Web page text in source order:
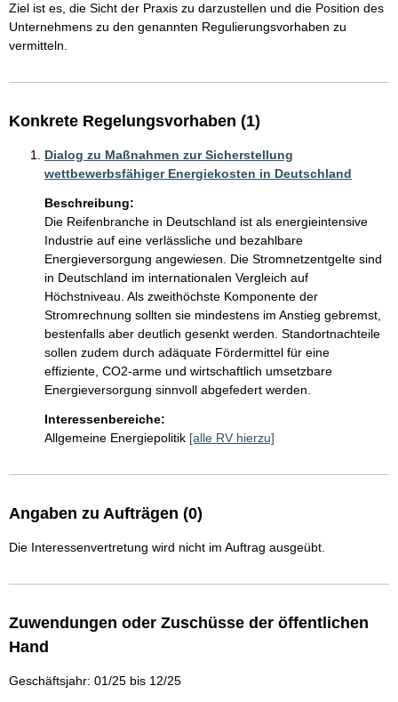
Ziel ist es, die Sicht der Praxis zu darzustellen und die Position des
Unternehmens zu den genannten Regulierungsvorhaben zu
vermitteln.
Konkrete Regelungsvorhaben (1)
Dialog zu Maßnahmen zur Sicherstellung
wettbewerbsfähiger Energiekosten in Deutschland
Beschreibung:
Die Reifenbranche in Deutschland ist als energieintensive
Industrie auf eine verlässliche und bezahlbare
Energieversorgung angewiesen. Die Stromnetzentgelte sind
in Deutschland im internationalen Vergleich auf
Höchstniveau. Als zweithöchste Komponente der
Stromrechnung sollten sie mindestens im Anstieg gebremst,
bestenfalls aber deutlich gesenkt werden. Standortnachteile
sollen zudem durch adäquate Fördermittel für eine
effiziente, CO2-arme und wirtschaftlich umsetzbare
Interessenbereiche:
Allgemeine Energiepolitik [alle RV hierzu]
Angaben zu Aufträgen (0)
Die Interessenvertretung wird nicht im Auftrag ausgeübt.
Zuwendungen oder Zuschüsse der öffentlichen
Hand
Geschäftsjahr: 01/25 bis 12/25